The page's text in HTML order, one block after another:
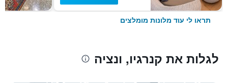
תראו לי עוד מלונות מומלצים
לגלות את קנרגיו, ונציה